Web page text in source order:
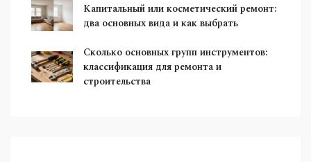
Капитальный или косметический ремонт:
два основных вида и как выбрать
Сколько основных групп инструментов:
классификация для ремонта и
строительства